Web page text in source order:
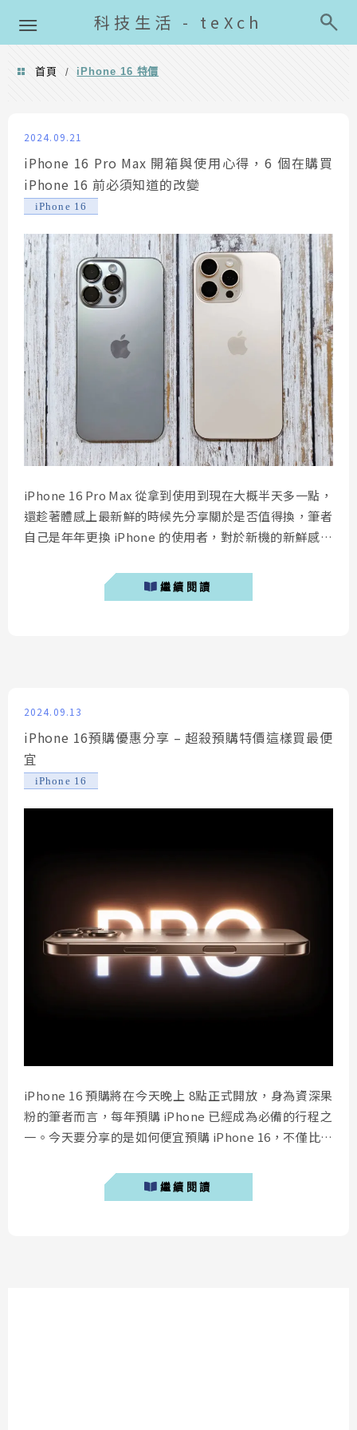
科技生活 - teXch
首頁 / iPhone 16 特價
2024.09.21
iPhone 16 Pro Max 開箱與使用心得，6 個在購買
iPhone 16 前必須知道的改變
iPhone 16
iPhone 16 Pro Max 從拿到使用到現在大概半天多一點，
還趁著體感上最新鮮的時候先分享關於是否值得換，筆者
自己是年年更換 iPhone 的使用者，對於新機的新鮮感可
常開心，以下是筆者針對 iPhone 16 Pro Max 的一些觀
點分享： iPhone 16 購買優惠 iPhone 16重量與手感 首
繼續閱讀
2024.09.13
iPhone 16預購優惠分享 – 超殺預購特價這樣買最便
宜
iPhone 16
iPhone 16 預購將在今天晚上 8點正式開放，身為資深果
粉的筆者而言，每年預購 iPhone 已經成為必備的行程之
一。今天要分享的是如何便宜預購 iPhone 16，不僅比蘋
回饋。 iPhone 16預購優惠點我 iPhone 16預購哪裡最便
宜？ iPhone 16預購哪裡最便宜？根據筆者過去這幾年的
繼續閱讀